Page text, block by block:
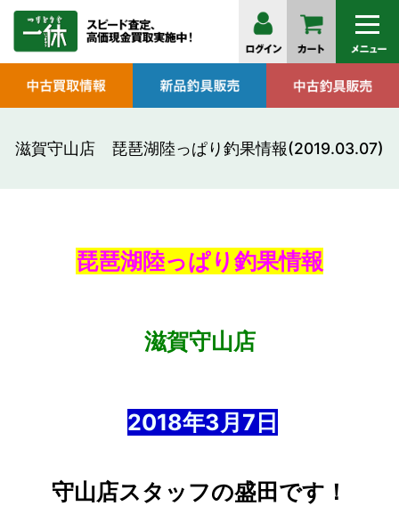
滋賀守山店 琵琶湖陸っぱり釣果情報(2019.03.07)
琵琶湖陸っぱり釣果情報
滋賀守山店
2018年3月7 日
守山店スタッフの盛田です！